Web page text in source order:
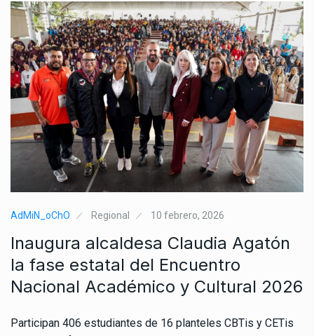
AdMiN_oChO Regional 10 febrero, 2026
Inaugura alcaldesa Claudia Agatón
la fase estatal del Encuentro
Nacional Académico y Cultural 2026
Participan 406 estudiantes de 16 planteles CBTis y CETis